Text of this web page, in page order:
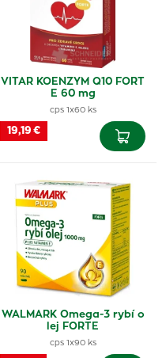
VITAR KOENZYM Q10 FORT
E 60 mg
cps 1x60 ks
19,19 €
WALMARK Omega-3 rybí o
lej FORTE
cps 1x90 ks